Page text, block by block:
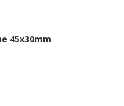
45x30mm